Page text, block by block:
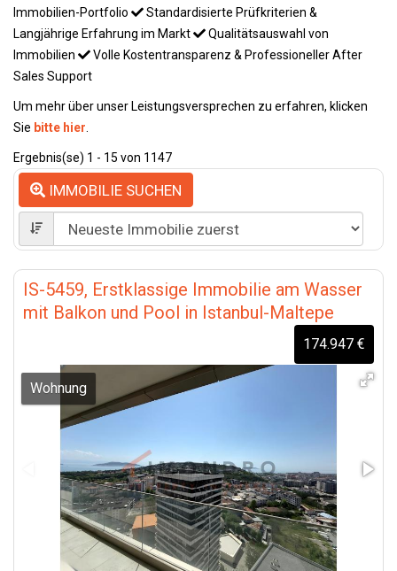
Immobilien-Portfolio
Standardisierte Prüfkriterien &
Langjährige Erfahrung im Markt
Qualitätsauswahl von
Immobilien
Volle Kostentransparenz & Professioneller After
Sales Support
Um mehr über unser Leistungsversprechen zu erfahren, klicken
Sie bitte hier.
Ergebnis(se) 1 - 15 von 1147
IMMOBILIE SUCHEN
IS-5459, Erstklassige Immobilie am Wasser
mit Balkon und Pool in Istanbul-Maltepe
174.947 €
Wohnung